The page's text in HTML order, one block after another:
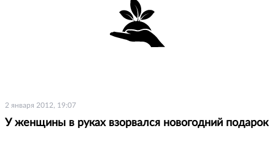
2 января 2012, 19:07
У женщины в руках взорвался новогодний подарок